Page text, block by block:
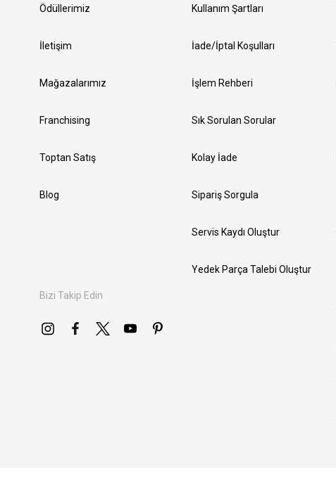
Ödüllerimiz
İletişim
Mağazalarımız
Franchising
Toptan Satış
Blog
Bizi Takip Edin
Kullanım Şartları
İade/İptal Koşulları
İşlem Rehberi
Sık Sorulan Sorular
Kolay İade
Sipariş Sorgula
Servis Kaydı Oluştur
Yedek Parça Talebi Oluştur